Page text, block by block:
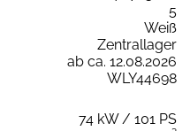
5
Weiß
Zentrallager
ab ca. 12.08.2026
WLY44698
74 kW / 101 PS